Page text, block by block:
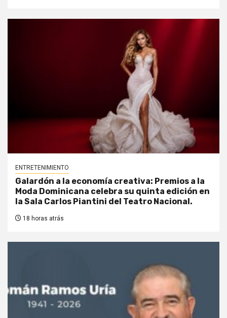
ENTRETENIMIENTO
Galardón a la economía creativa: Premios a la
Moda Dominicana celebra su quinta edición en
la Sala Carlos Piantini del Teatro Nacional.
18 horas atrás